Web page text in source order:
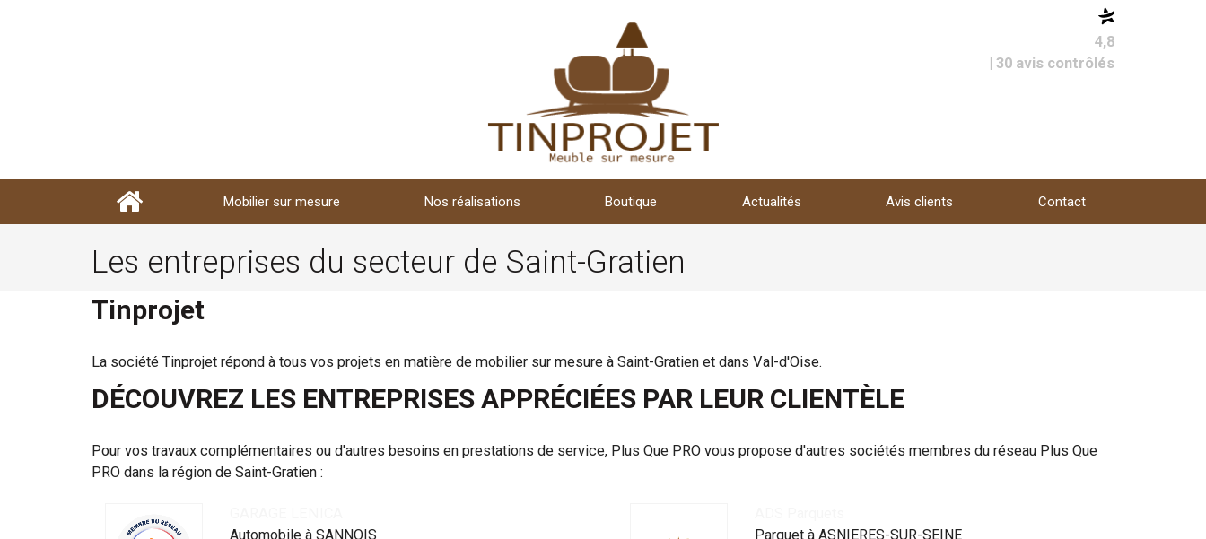
4,8
| 30 avis contrôlés
Mobilier sur mesure Nos réalisations Boutique Actualités Avis clients Contact
Les entreprises du secteur de Saint-Gratien
Tinprojet
La société Tinprojet répond à tous vos projets en matière de mobilier sur mesure à Saint-Gratien et dans Val-d'Oise.
DÉCOUVREZ LES ENTREPRISES APPRÉCIÉES PAR LEUR CLIENTÈLE
Pour vos travaux complémentaires ou d'autres besoins en prestations de service, Plus Que PRO vous propose d'autres sociétés membres du réseau Plus Que
PRO dans la région de Saint-Gratien :
Automobile à SANNOIS
Parquet à ASNIERES-SUR-SEINE